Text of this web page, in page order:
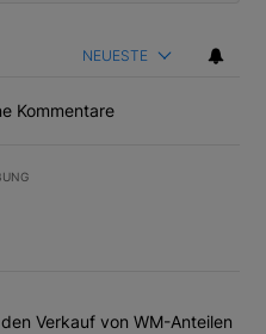
NEUESTE
Kommentare
am meisten kommentierten
verwirft Pläne für den
Verkauf von WM-Anteilen